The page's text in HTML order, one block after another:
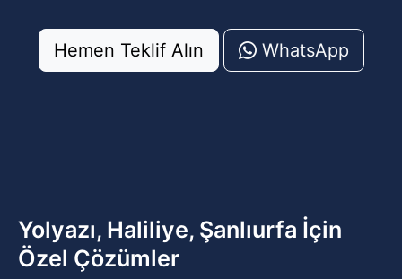
Hemen Teklif Alın WhatsApp
Yolyazı, Haliliye, Şanlıurfa İçin
Özel Çözümler